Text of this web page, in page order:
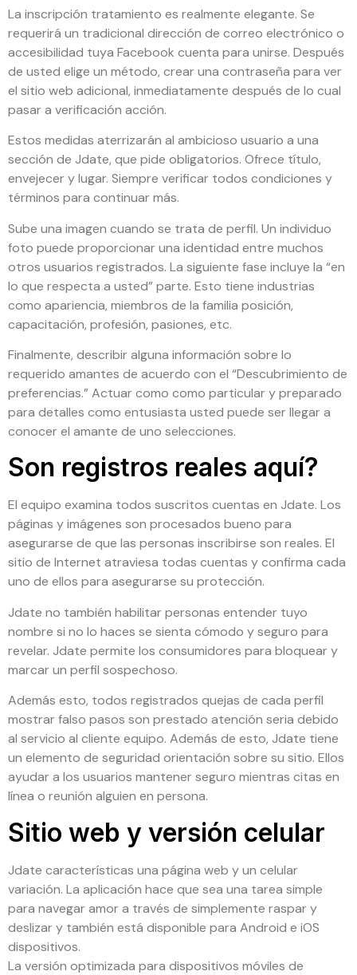
La inscripción tratamiento es realmente elegante. Se
requerirá un tradicional dirección de correo electrónico o
accesibilidad tuya Facebook cuenta para unirse. Después
de usted elige un método, crear una contraseña para ver
el sitio web adicional, inmediatamente después de lo cual
pasar a verificación acción.
Estos medidas aterrizarán al ambicioso usuario a una
sección de Jdate, que pide obligatorios. Ofrece título,
envejecer y lugar. Siempre verificar todos condiciones y
términos para continuar más.
Sube una imagen cuando se trata de perfil. Un individuo
foto puede proporcionar una identidad entre muchos
otros usuarios registrados. La siguiente fase incluye la “en
lo que respecta a usted” parte. Esto tiene industrias
como apariencia, miembros de la familia posición,
capacitación, profesión, pasiones, etc.
Finalmente, describir alguna información sobre lo
requerido amantes de acuerdo con el “Descubrimiento de
preferencias.” Actuar como como particular y preparado
para detalles como entusiasta usted puede ser llegar a
conocer el amante de uno selecciones.
Son registros reales aquí?
El equipo examina todos suscritos cuentas en Jdate. Los
páginas y imágenes son procesados bueno para
asegurarse de que las personas inscribirse son reales. El
sitio de Internet atraviesa todas cuentas y confirma cada
uno de ellos para asegurarse su protección.
Jdate no también habilitar personas entender tuyo
nombre si no lo haces se sienta cómodo y seguro para
revelar. Jdate permite los consumidores para bloquear y
marcar un perfil sospechoso.
Además esto, todos registrados quejas de cada perfil
mostrar falso pasos son prestado atención seria debido
al servicio al cliente equipo. Además de esto, Jdate tiene
un elemento de seguridad orientación sobre su sitio. Ellos
ayudar a los usuarios mantener seguro mientras citas en
línea o reunión alguien en persona.
Sitio web y versión celular
Jdate características una página web y un celular
variación. La aplicación hace que sea una tarea simple
para navegar amor a través de simplemente raspar y
deslizar y también está disponible para Android e iOS
dispositivos.
La versión optimizada para dispositivos móviles de